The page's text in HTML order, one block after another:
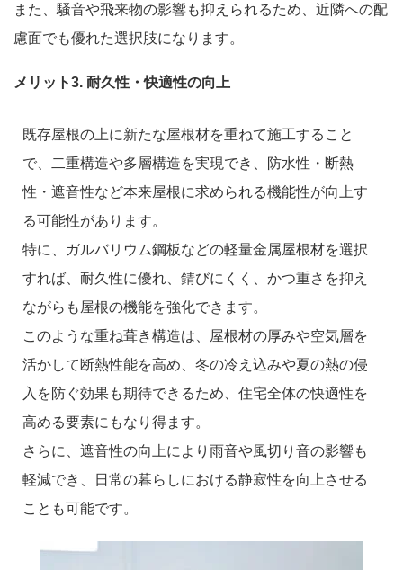
また、騒音や飛来物の影響も抑えられるため、近隣への配
慮面でも優れた選択肢になります。
メリット3. 耐久性・快適性の向上
既存屋根の上に新たな屋根材を重ねて施工すること
で、二重構造や多層構造を実現でき、防水性・断熱
性・遮音性など本来屋根に求められる機能性が向上す
る可能性があります。
特に、ガルバリウム鋼板などの軽量金属屋根材を選択
すれば、耐久性に優れ、錆びにくく、かつ重さを抑え
ながらも屋根の機能を強化できます。
このような重ね葺き構造は、屋根材の厚みや空気層を
活かして断熱性能を高め、冬の冷え込みや夏の熱の侵
入を防ぐ効果も期待できるため、住宅全体の快適性を
高める要素にもなり得ます。
さらに、遮音性の向上により雨音や風切り音の影響も
軽減でき、日常の暮らしにおける静寂性を向上させる
ことも可能です。